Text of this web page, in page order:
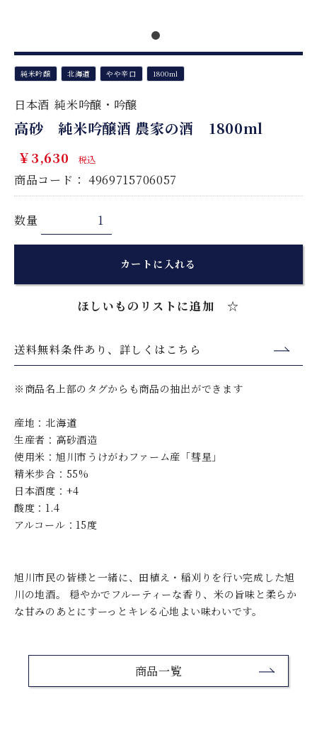
純米吟醸 北海道 やや辛口 1800ml
日本酒 純米吟醸・吟醸
高砂 純米吟醸酒 農家の酒 1800ml
￥3,630 税込
商品コード： 4969715706057
数量
カートに入れる
ほしいものリストに追加 ☆
送料無料条件あり、詳しくはこちら
※商品名上部のタグからも商品の抽出ができます
産地：北海道
生産者：高砂酒造
使用米：旭川市うけがわファーム産「彗星」
精米歩合：55%
日本酒度：+4
酸度：1.4
アルコール：15度
旭川市民の皆様と一緒に、田植え・稲刈りを行い完成した旭
川の地酒。 穏やかでフルーティーな香り、米の旨味と柔らか
な甘みのあとにすーっとキレる心地よい味わいです。
商品一覧